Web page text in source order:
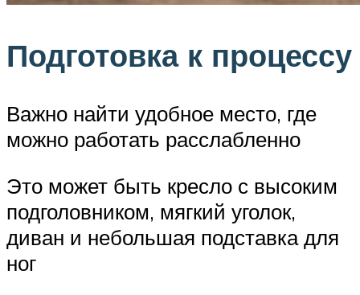
Подготовка к процессу
Важно найти удобное место, где
можно работать расслабленно
Это может быть кресло с высоким
подголовником, мягкий уголок,
диван и небольшая подставка для
ног